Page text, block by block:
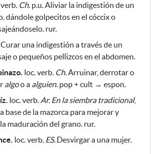
Ch. p.u. Aliviar la indigestión de un
dándole golpecitos en el cóccix o
. rur.
Curar una indigestión a través de un
o pequeños pellizcos en el abdomen.
loc. verb. Ch.Arruinar, derrotar o
algoo a alguien. pop + cult → espon.
loc. verb. Ar. En la siembra tradicional,
base de la mazorca para mejorar y
maduración del grano. rur.
loc. verb. ES. Desvirgar a una mujer.